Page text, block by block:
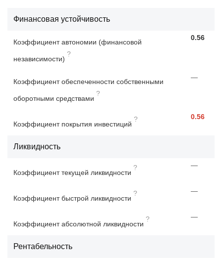
Финансовая устойчивость
Коэффициент автономии (финансовой
независимости)
?
0.56
Коэффициент обеспеченности собственными
оборотными средствами
?
—
Коэффициент покрытия инвестиций
? 0.56
Ликвидность
Коэффициент текущей ликвидности
? —
Коэффициент быстрой ликвидности
? —
Коэффициент абсолютной ликвидности
? —
Рентабельность